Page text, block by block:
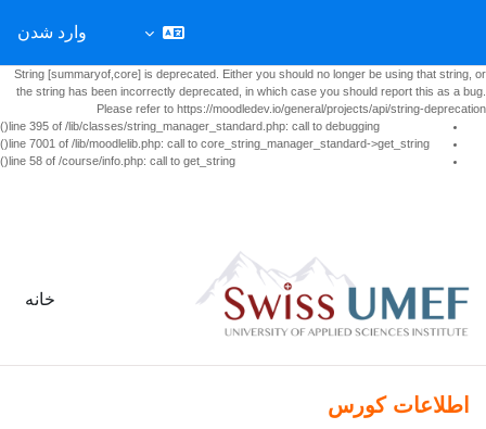
String [summaryof,core] is deprecated. Either you should no longer be using that string, or
the string has been incorrectly deprecated, in which case you should report this as a bug.
Please refer to https://moodledev.io/general/projects/api/string-deprecation
line 395 of /lib/classes/string_manager_standard.php: call to debugging()
line 7001 of /lib/moodlelib.php: call to core_string_manager_standard->get_string()
line 58 of /course/info.php: call to get_string()
وارد شدن
خانه
اطلاعات کورس